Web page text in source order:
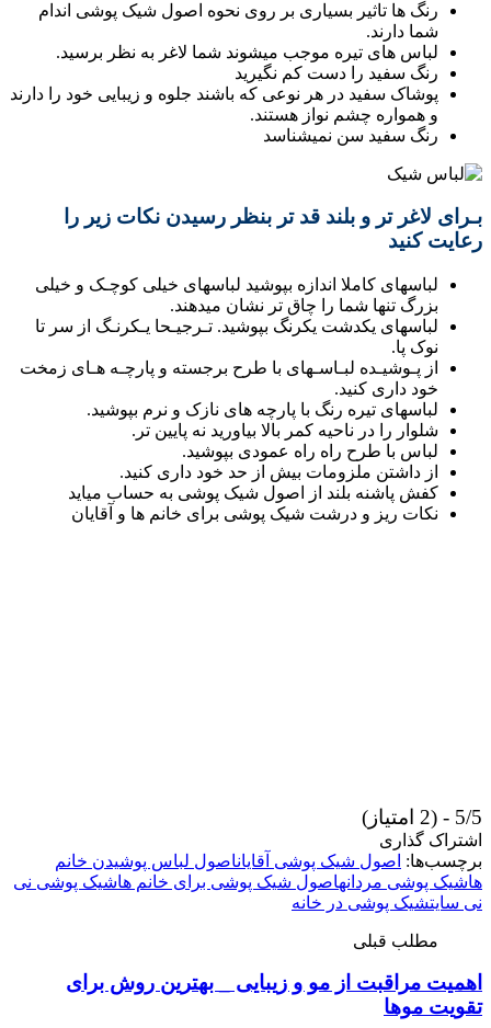
رنگ ها تاثیر بسیاری بر روی نحوه اصول شیک پوشی اندام
شما دارند.
لباس های تیره موجب میشوند شما لاغر به نظر برسید.
رنگ سفید را دست کم نگیرید
پوشاک سفید در هر نوعی که باشند جلوه و زیبایی خود را دارند
و همواره چشم نواز هستند.
رنگ سفید سن نمیشناسد
بـرای لاغر تر و بلند قد تر بنظر رسیدن نکات زیر را
رعایت کنید
لباسهای کاملا اندازه بپوشید لباسهای خیلی کوچـک و خیلی
بزرگ تنها شما را چاق تر نشان میدهند.
لباسهای یکدشت یکرنگ بپوشید. تـرجیـحا یـکرنـگ از سر تا
نوک پا.
از پـوشیـده لبـاسـهای با طرح برجسته و پارچـه هـای زمخت
خود داری کنید.
لباسهای تیره رنگ با پارچه های نازک و نرم بپوشید.
شلوار را در ناحیه کمر بالا بیاورید نه پایین تر.
لباس با طرح راه راه عمودی بپوشید.
از داشتن ملزومات بیش از حد خود داری کنید.
کفش پاشنه بلند از اصول شیک پوشی به حساب میاید
نکات ریز و درشت شیک پوشی برای خانم ها و آقایان
5/5 - (2 امتیاز)
اشتراک گذاری
برچسب‌ها: اصول شیک پوشی آقایاناصول لباس پوشیدن خانم
هاشیک پوشی مردانهاصول شیک پوشی برای خانم هاشیک پوشی نی
نی سایتشیک پوشی در خانه
مطلب قبلی
اهمیت مراقبت از مو و زیبایی _ بهترین روش برای
تقویت موها